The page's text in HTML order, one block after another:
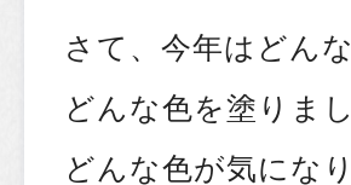
さて、今年はどん
どんな色を塗りま
どんな色が気にな